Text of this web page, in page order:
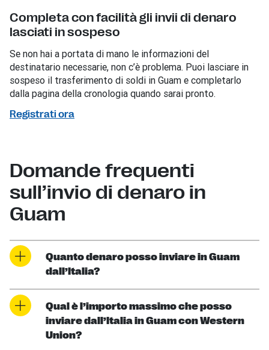
Completa con facilità gli invii di denaro
lasciati in sospeso
Se non hai a portata di mano le informazioni del
destinatario necessarie, non c’è problema. Puoi lasciare in
sospeso il trasferimento di soldi in Guam e completarlo
dalla pagina della cronologia quando sarai pronto.
Registrati ora
Domande frequenti
sull’invio di denaro in
Guam
Quanto denaro posso inviare in Guam
dall’Italia?
Qual è l’importo massimo che posso
inviare dall’Italia in Guam con Western
Union?